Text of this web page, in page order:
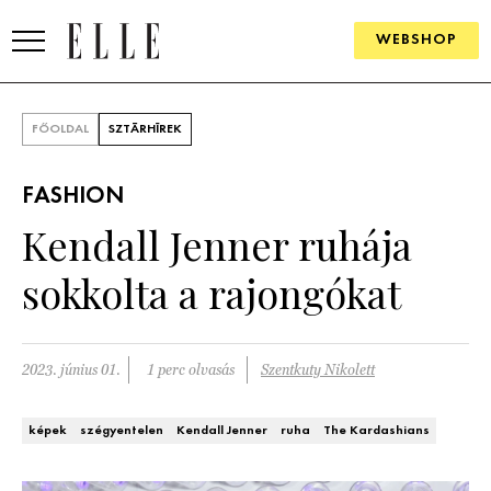
WEBSHOP
SZÉPSÉG
PSZICHÉ
ÉLETMÓD
FŐOLDAL SZTÁRHÍREK
FASHION
Kendall Jenner ruhája
sokkolta a rajongókat
2023. június 01. 1 perc olvasás Szentkuty Nikolett
képek szégyentelen Kendall Jenner ruha The Kardashians